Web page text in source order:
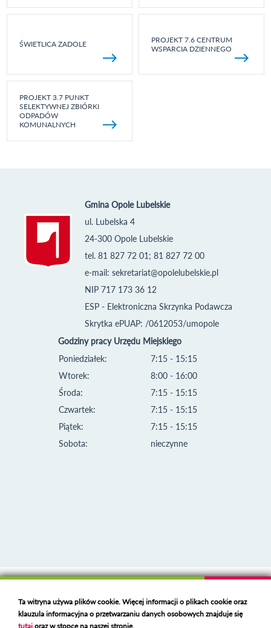
ŚWIETLICA ZADOLE
PROJEKT 7.6 CENTRUM
WSPARCIA DZIENNEGO
PROJEKT 3.7 PUNKT
SELEKTYWNEJ ZBIÓRKI
ODPADÓW
KOMUNALNYCH
Gmina Opole Lubelskie
ul. Lubelska 4
24-300 Opole Lubelskie
tel. 81 827 72 01; 81 827 72 00
e-mail: sekretariat@opolelubelskie.pl
NIP 717 173 36 12
ESP - Elektroniczna Skrzynka Podawcza
Skrytka ePUAP: /0612053/umopole
Godziny pracy Urzędu Miejskiego
Poniedziałek:
Wtorek:
Środa:
Czwartek:
Piątek:
Sobota:
7:15 - 15:15
8:00 - 16:00
7:15 - 15:15
7:15 - 15:15
7:15 - 15:15
nieczynne
Deklaracja dostępności
Polski serwer RBLhttps://polspam.pl/
Ta witryna używa plików cookie. Więcej informacji o plikach cookie oraz
klauzula informacyjna o przetwarzaniu danych osobowych znajduje się
tutajoraz w stopce na naszej stronie.